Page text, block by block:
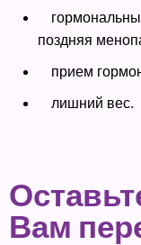
поздняя
прием
лишний вес.
Вам